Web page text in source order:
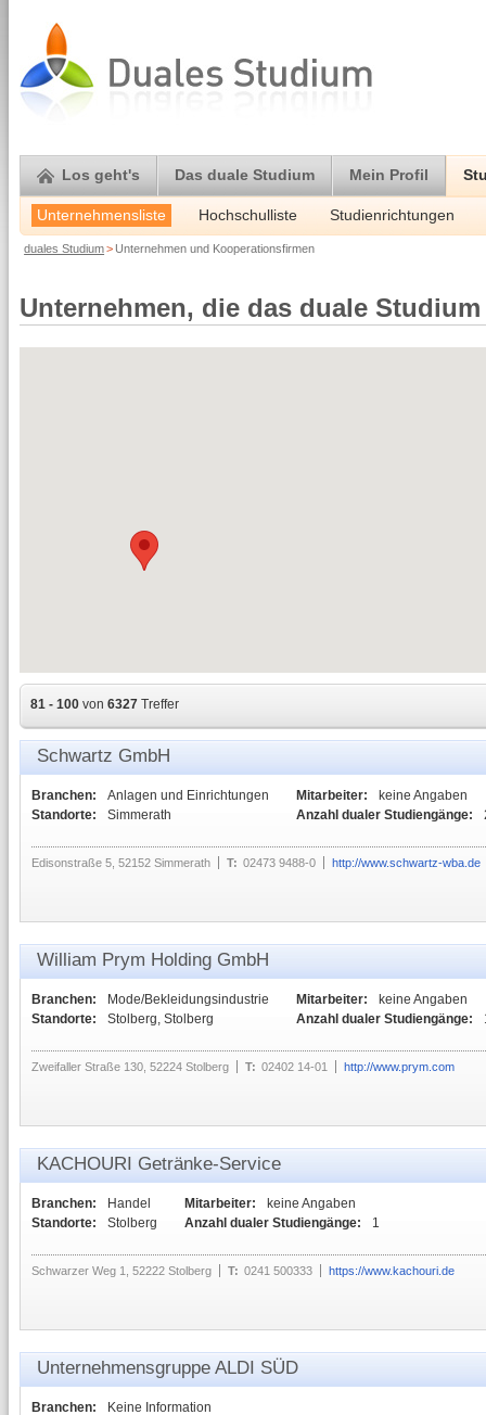
Los geht's Das duale Studium Mein Profil
Unternehmensliste Hochschulliste Studienrichtungen
duales Studium> Unternehmen und Kooperationsfirmen
Unternehmen, die das duale
81 - 100 von 6327 Treffer
Schwartz GmbH
Branchen:
Anlagen und Einrichtungen
Standorte:
Simmerath
Mitarbeiter:
keine Angaben
Anzahl dualer Studiengänge:
Edisonstraße 5, 52152 Simmerath T: 02473 9488-0 http://www.schwartz-wba.de
William Prym Holding GmbH
Branchen:
Mode/Bekleidungsindustrie
Standorte:
Stolberg, Stolberg
Mitarbeiter:
keine Angaben
Anzahl dualer Studiengänge:
Zweifaller Straße 130, 52224 Stolberg T: 02402 14-01 http://www.prym.com
KACHOURI Getränke-Service
Branchen:
Handel
Standorte:
Stolberg
Mitarbeiter:
keine Angaben
Anzahl dualer Studiengänge:
1
Schwarzer Weg 1, 52222 Stolberg T: 0241 500333 https://www.kachouri.de
Unternehmensgruppe ALDI SÜD
Branchen:
Keine Information